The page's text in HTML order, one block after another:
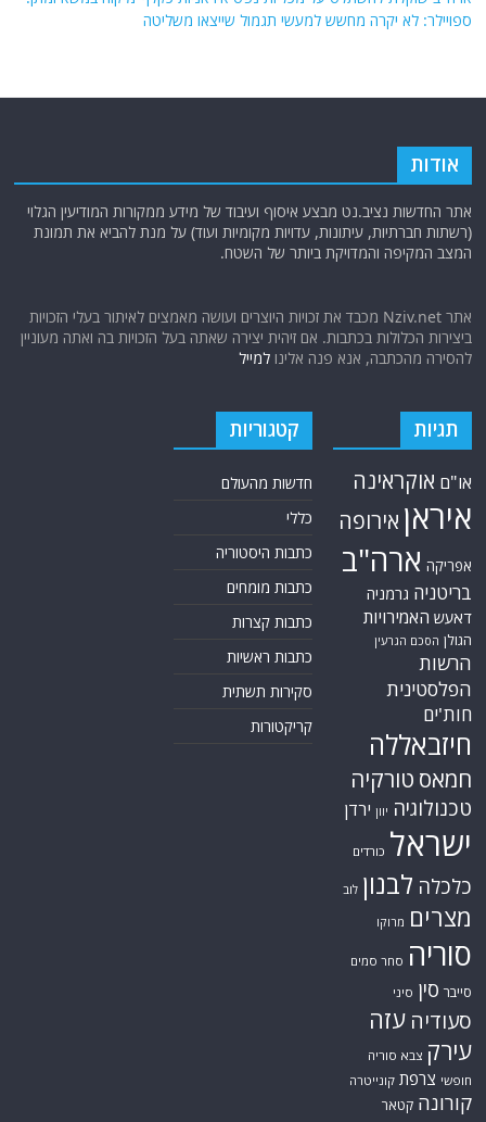
ספויילר: לא יקרה מחשש למעשי תגמול שייצאו משליטה
אודות
אתר החדשות נציב.נט מבצע איסוף ועיבוד של מידע ממקורות המודיעין הגלוי
(רשתות חברתיות, עיתונות, עדויות מקומיות ועוד) על מנת להביא את תמונת
המצב המקיפה והמדויקת ביותר של השטח.
אתר Nziv.net מכבד את זכויות היוצרים ועושה מאמצים לאיתור בעלי הזכויות
ביצירות הכלולות בכתבות. אם זיהית יצירה שאתה בעל הזכויות בה ואתה מעוניין
להסירה מהכתבה, אנא פנה אלינולמייל
תגיות
או"ם אוקראינה
איראן אירופה
אפריקה ארה"ב
בריטניה גרמניה
דאעש האמירויות
הגולן הסכם הגרעין
הרשות
הפלסטינית
חות'ים
חיזבאללה
חמאס טורקיה
טכנולוגיה יוון ירדן
ישראל כורדים
כלכלה לבנון לוב
מצרים מרוקו
סוריה סחר סמים
סייבר סין סיני
סעודיה עזה
עירק צבא סוריה
חופשי צרפת קונייטרה
קורונה קטאר
קטגוריות
חדשות מהעולם
כללי
כתבות היסטוריה
כתבות מומחים
כתבות קצרות
כתבות ראשיות
סקירות תשתית
קריקטורות